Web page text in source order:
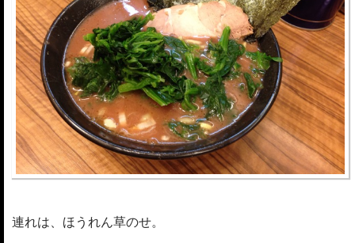
連れは、ほうれん草のせ。